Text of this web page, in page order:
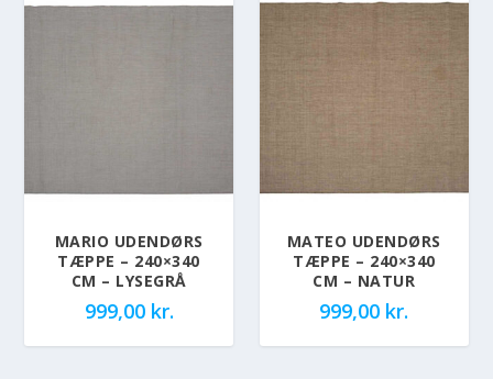
MARIO UDENDØRS
TÆPPE – 240×340
CM – LYSEGRÅ
999,00 kr.
MATEO UDENDØRS
TÆPPE – 240×340
CM – NATUR
999,00 kr.